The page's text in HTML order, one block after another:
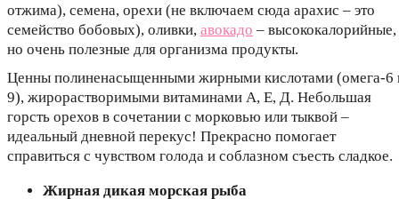
отжима), семена, орехи (не включаем сюда арахис – это
семейство бобовых), оливки, авокадо – высококалорийные,
но очень полезные для организма продукты.
Ценны полиненасыщенными жирными кислотами (омега-6
9), жирорастворимыми витаминами А, Е, Д. Небольшая
горсть орехов в сочетании с морковью или тыквой –
идеальный дневной перекус! Прекрасно помогает
справиться с чувством голода и соблазном съесть сладкое.
Жирная дикая морская рыба